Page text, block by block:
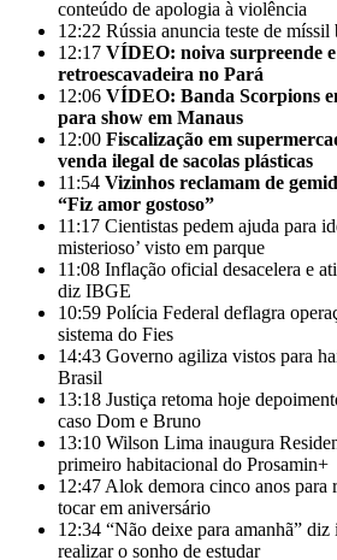
conteúdo de apologia à violência
12:22 Rússia anuncia teste de
12:17 VÍDEO: noiva surpreende e
retroescavadeira no Pará
12:06 VÍDEO: Banda Scorpions
para show em Manaus
12:00 Fiscalização em
venda ilegal de sacolas plásticas
11:54 Vizinhos reclamam de
“Fiz amor gostoso”
11:17 Cientistas pedem ajuda para
misterioso’ visto em parque
11:08 Inflação oficial desacelera e
diz IBGE
10:59 Polícia Federal deflagra
sistema do Fies
14:43 Governo agiliza vistos para
Brasil
13:18 Justiça retoma hoje
caso Dom e Bruno
13:10 Wilson Lima inaugura
primeiro habitacional do Prosamin+
12:47 Alok demora cinco anos para
tocar em aniversário
12:34 “Não deixe para amanhã” diz
realizar o sonho de estudar